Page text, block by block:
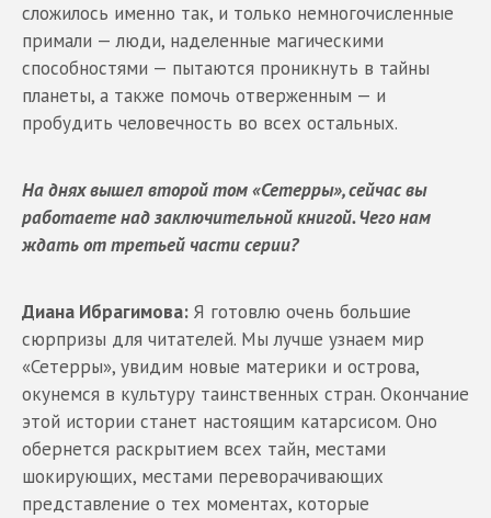
сложилось именно так, и только немногочисленные
примали — люди, наделенные магическими
способностями — пытаются проникнуть в тайны
планеты, а также помочь отверженным — и
пробудить человечность во всех остальных.
На днях вышел второй том «Сетерры», сейчас вы
работаете над заключительной книгой. Чего нам
ждать от третьей части серии?
Диана Ибрагимова: Я готовлю очень большие
сюрпризы для читателей. Мы лучше узнаем мир
«Сетерры», увидим новые материки и острова,
окунемся в культуру таинственных стран. Окончание
этой истории станет настоящим катарсисом. Оно
обернется раскрытием всех тайн, местами
шокирующих, местами переворачивающих
представление о тех моментах, которые